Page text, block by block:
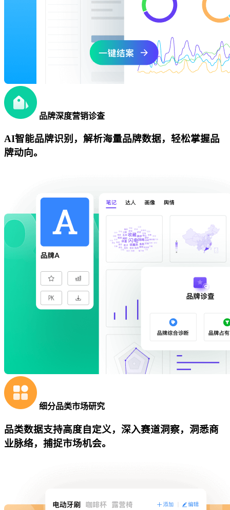
品牌深度营销诊查
AI智能品牌识别，解析海量品牌数据，轻松掌握品
牌动向。
细分品类市场研究
品类数据支持高度自定义，深入赛道洞察，洞悉商
业脉络，捕捉市场机会。